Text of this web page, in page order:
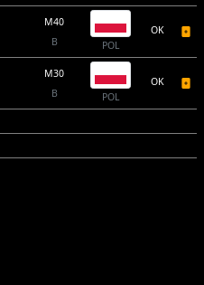
M40
B
POL
OK
M30
B
POL
OK